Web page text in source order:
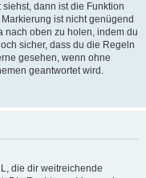
dann ist die Funktion
ist nicht genügend
nach oben zu holen, indem du
sicher, dass du die Regeln
gesehen, wenn ohne
geantwortet wird.
die dir weitreichende